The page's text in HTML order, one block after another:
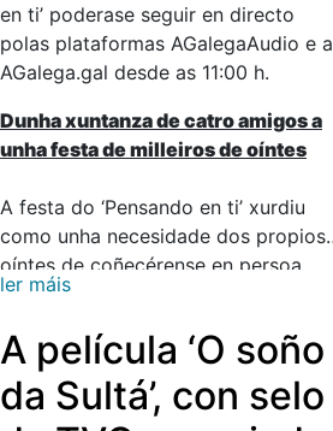
en ti’ poderase seguir en directo
polas plataformas AGalegaAudio e a
AGalega.gal desde as 11:00 h.
Dunha xuntanza de catro amigos a
unha festa de milleiros de oíntes
A festa do ‘Pensando en ti’ xurdiu
como unha necesidade dos propios
oíntes de coñecérense en persoa
despois de compartir horas e horas
chamadas telefónicas que acabaron
estreitando lazos de amizade nas
ondas ata conformar unha verdadeira
ler máis
A película ‘O soño
da Sultá’, con selo